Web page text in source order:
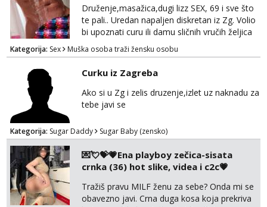
Druženje,masažica,dugi lizz SEX, 69 i sve što
te pali.. Uredan napaljen diskretan iz Zg. Volio
bi upoznati curu ili damu sličnih vručih željica
za zajedničko ugodno i strastveno druženje.
Prostor imam, diskr max. A i mobilan 🚗 sam.
Kategorija: Sex Muška osoba traži žensku osobu
Curku iz Zagreba
Ako si u Zg i zelis druzenje,izlet uz naknadu za
tebe javi se
Kategorija: Sugar Daddy Sugar Baby (zensko)
💌💘💝💗Ena playboy zečica-sisata
crnka (36) hot slike, videa i c2c💗
Tražiš pravu MILF ženu za sebe? Onda mi se
obavezno javi. Crna duga kosa koja prekriva